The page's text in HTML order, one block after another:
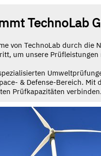
TechnoLab
von TechnoLab durch die
um unsere Prüfleistungen
& Defense-Bereich. Mit
Prüfkapazitäten verbinden.